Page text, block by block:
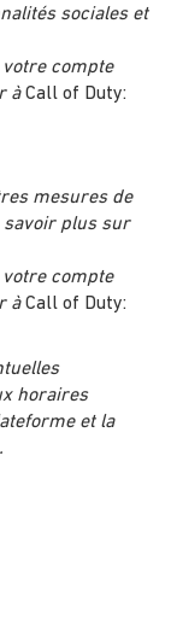
sociales et
compte
àCall of Duty:
mesures de
savoir plus sur
compte
àCall of Duty:
horaires
et la